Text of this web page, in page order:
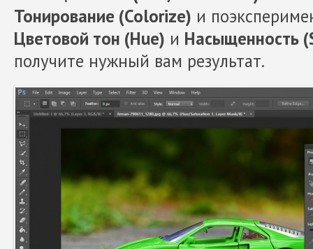
Тонирование (Colorize) и
Цветовой тон (Hue) и Насыщенность
получите нужный вам результат.